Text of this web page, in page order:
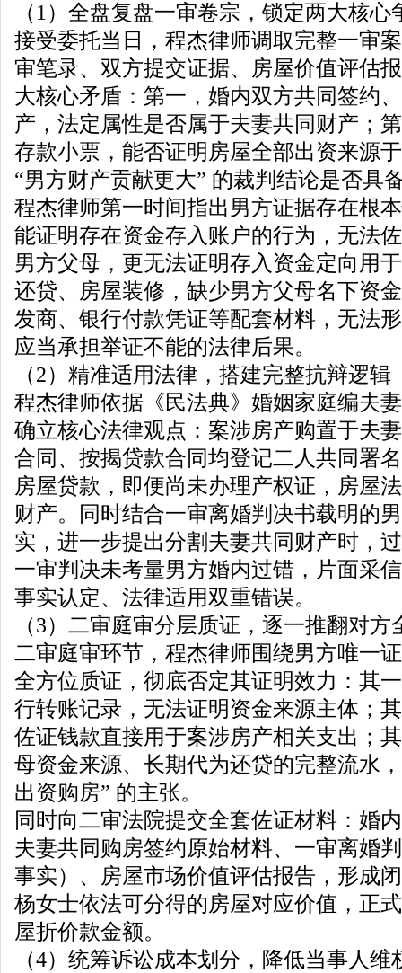
（1）全盘复盘一审卷宗，锁定两大核心
接受委托当日，程杰律师调取完整一审
审笔录、双方提交证据、房屋价值评估
大核心矛盾：第一，婚内双方共同签约
产，法定属性是否属于夫妻共同财产；
存款小票，能否证明房屋全部出资来源
“男方财产贡献更大” 的裁判结论是否具
程杰律师第一时间指出男方证据存在根
能证明存在资金存入账户的行为，无法
男方父母，更无法证明存入资金定向用
还贷、房屋装修，缺少男方父母名下资
发商、银行付款凭证等配套材料，无法
应当承担举证不能的法律后果。
（2）精准适用法律，搭建完整抗辩逻辑
程杰律师依据《民法典》婚姻家庭编夫
确立核心法律观点：案涉房产购置于夫
合同、按揭贷款合同均登记二人共同署
房屋贷款，即便尚未办理产权证，房屋
财产。同时结合一审离婚判决书载明的
实，进一步提出分割夫妻共同财产时，
一审判决未考量男方婚内过错，片面采
事实认定、法律适用双重错误。
（3）二审庭审分层质证，逐一推翻对方
二审庭审环节，程杰律师围绕男方唯一
全方位质证，彻底否定其证明效力：其
行转账记录，无法证明资金来源主体；
佐证钱款直接用于案涉房产相关支出；
母资金来源、长期代为还贷的完整流水
出资购房” 的主张。
同时向二审法院提交全套佐证材料：婚
夫妻共同购房签约原始材料、一审离婚
事实）、房屋市场价值评估报告，形成
杨女士依法可分得的房屋对应价值，正
屋折价款金额。
（4）统筹诉讼成本划分，降低当事人维